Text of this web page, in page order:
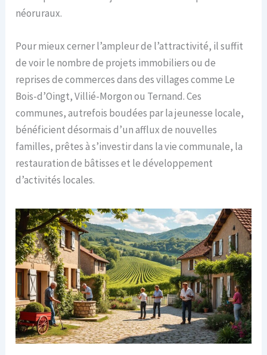
néoruraux.
Pour mieux cerner l’ampleur de l’attractivité, il suffit
de voir le nombre de projets immobiliers ou de
reprises de commerces dans des villages comme Le
Bois-d’Oingt, Villié-Morgon ou Ternand. Ces
communes, autrefois boudées par la jeunesse locale,
bénéficient désormais d’un afflux de nouvelles
familles, prêtes à s’investir dans la vie communale, la
restauration de bâtisses et le développement
d’activités locales.